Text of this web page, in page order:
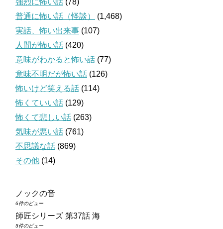
普通に怖い話（怪談）
(1,468)
実話、怖い出来事 (107)
人間が怖い話 (420)
意味がわかると怖い話 (77)
意味不明だが怖い話 (126)
怖いけど笑える話 (114)
怖くていい話 (129)
怖くて悲しい話 (263)
気味が悪い話 (761)
不思議な話 (869)
その他 (14)
ノックの音
6件のビュー
師匠シリーズ 第37話 海
5件のビュー